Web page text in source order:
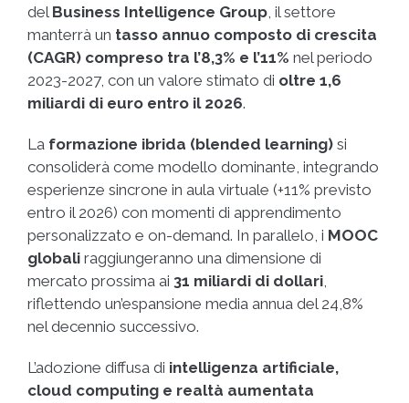
del Business Intelligence Group, il settore
manterrà un tasso annuo composto di crescita
(CAGR) compreso tra l’8,3% e l’11% nel periodo
2023-2027, con un valore stimato di oltre 1,6
miliardi di euro entro il 2026.
La formazione ibrida (blended learning) si
consoliderà come modello dominante, integrando
esperienze sincrone in aula virtuale (+11% previsto
entro il 2026) con momenti di apprendimento
personalizzato e on-demand. In parallelo, i MOOC
globali raggiungeranno una dimensione di
mercato prossima ai 31 miliardi di dollari,
riflettendo un’espansione media annua del 24,8%
nel decennio successivo.
L’adozione diffusa di intelligenza artificiale,
cloud computing e realtà aumentata